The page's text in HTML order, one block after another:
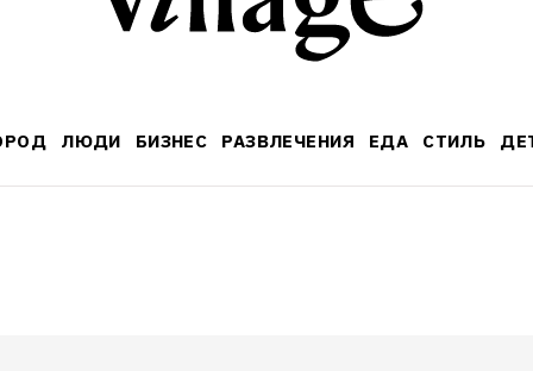
ЛЮДИ БИЗНЕС РАЗВЛЕЧЕНИЯ ЕДА СТИЛЬ